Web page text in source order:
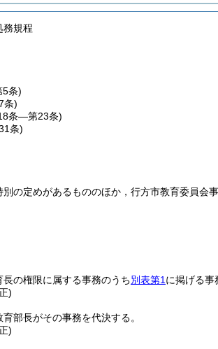
務規程
条)
条)
条―第23条)
条)
の定めがあるもののほか，行方市教育委員会
の権限に属する事務のうち別表第1 に掲げる事
)
部長がその事務を代決する。
)